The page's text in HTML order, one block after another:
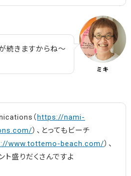
続きますからね～
ミキ
（https://nami-
）、とってもビーチ
www.tottemo-beach.com/）、
ト盛りだくさんですよ